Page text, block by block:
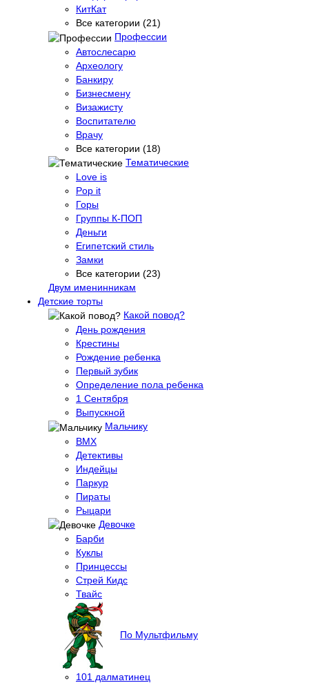
КитКат
Все категории (21)
Профессии
Автослесарю
Археологу
Банкиру
Бизнесмену
Визажисту
Воспитателю
Врачу
Все категории (18)
Тематические
Love is
Pop it
Горы
Группы К-ПОП
Деньги
Египетский стиль
Замки
Все категории (23)
Двум именинникам
Детские торты
Какой повод?
День рождения
Крестины
Рождение ребенка
Первый зубик
Определение пола ребенка
1 Сентября
Выпускной
Мальчику
BMX
Детективы
Индейцы
Паркур
Пираты
Рыцари
Девочке
Барби
Куклы
Принцессы
Стрей Кидс
Твайс
По Мультфильму
101 далматинец